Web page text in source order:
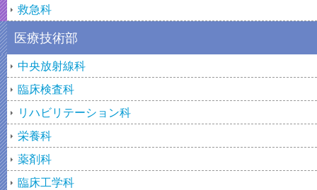
救急科
医療技術部
中央放射線科
臨床検査科
リハビリテーション科
栄養科
薬剤科
臨床工学科